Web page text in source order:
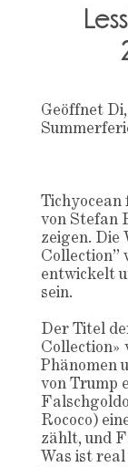
Geöffnet
Tichyocean
von Stefan
zeigen. Die
Collection”
entwickelt
sein.
Der Titel
Collection»
Phänomen
von Trump
Rococo)
zählt, und
Was ist